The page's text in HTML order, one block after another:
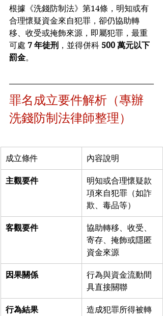
根據《洗錢防制法》第14條，明知或有
合理懷疑資金來自犯罪，卻仍協助轉
移、收受或掩飾來源，即屬犯罪，最重
可處 7 年徒刑 ，並得併科 500 萬元以下
罰金。
罪名成立要件解析（專辦
洗錢防制法律師整理）
成立條件 內容說明
主觀要件
明知或合理懷疑款
項來自犯罪（如詐
欺、毒品等）
客觀要件
協助轉移、收受、
寄存、掩飾或隱匿
資金來源
因果關係
行為與資金流動間
具直接關聯
行為結果
造成犯罪所得被轉